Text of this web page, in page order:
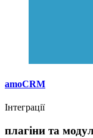
amoCRM
Інтеграції
плагіни та